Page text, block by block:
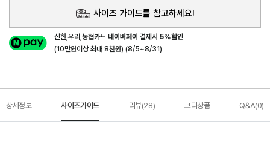
사이즈 가이드를 참고하세요!
신한,우리,농협카드네이버페이 결제시 5%할인
(10만원이상 최대 8천원) (8/5~8/31)
상세정보 사이즈가이드 리뷰(28) 코디상품 Q&A(0)